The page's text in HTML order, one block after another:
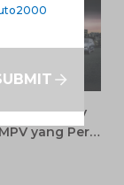
Mobil SUV
yang Perlu